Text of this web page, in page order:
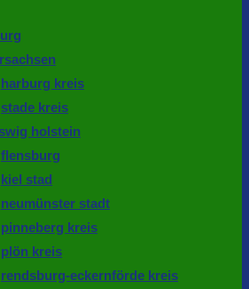
harburg kreis
stade kreis
holstein
flensburg
kiel stad
neumünster stadt
pinneberg kreis
plön kreis
rendsburg-eckernförde kreis